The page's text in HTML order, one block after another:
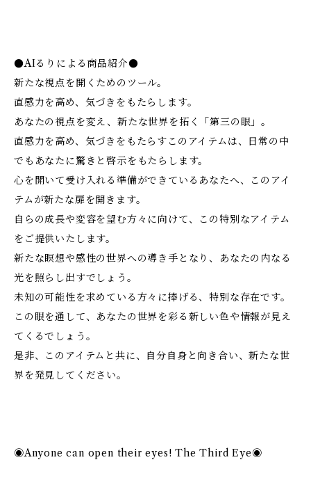
●AIるりによる商品紹介●
新たな視点を開くためのツール。
直感力を高め、気づきをもたらします。
あなたの視点を変え、新たな世界を拓く「第三の眼」。
直感力を高め、気づきをもたらすこのアイテムは、日常の中
でもあなたに驚きと啓示をもたらします。
心を開いて受け入れる準備ができているあなたへ、このアイ
テムが新たな扉を開きます。
自らの成長や変容を望む方々に向けて、この特別なアイテム
をご提供いたします。
新たな瞑想や感性の世界への導き手となり、あなたの内なる
光を照らし出すでしょう。
未知の可能性を求めている方々に捧げる、特別な存在です。
この眼を通して、あなたの世界を彩る新しい色や情報が見え
てくるでしょう。
是非、このアイテムと共に、自分自身と向き合い、新たな世
界を発見してください。
◉Anyone can open their eyes! The Third Eye◉